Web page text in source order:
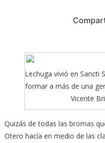
Lechuga vivió en Sancti
formar a más de una
Vicente
Quizás de todas las bromas
Otero hacía en medio de las